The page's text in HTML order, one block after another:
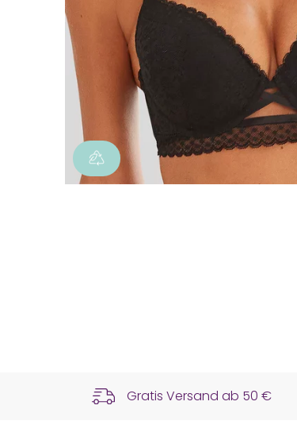
Gratis Versand ab 50 €